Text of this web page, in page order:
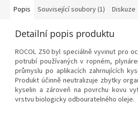
Popis Související soubory (1) Diskuze
Detailní popis produktu
ROCOL Z50 byl speciálně vyvinut pro
potrubí používaných v ropném,
průmyslu po aplikacích zahrnujících
Produkt účinně neutralizuje zbytky
kyselin a zároveň na povrchu kovu
vrstvu biologicky odbouratelného oleje.